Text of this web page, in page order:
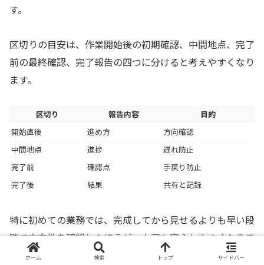
す。
区切りの目安は、作業開始後の初期確認、中間地点、完了
前の最終確認、完了報告の四つに分けると考えやすくなり
ます。
区切り 報告内容
目的
開始直後
進め方
方向確認
中間地点
進捗
遅れ防止
完了前
確認点
手戻り防止
完了後
結果 共有と記録
特に初めての業務では、完成してから見せるよりも早い段
階で方向性を確認したほうが、上司も安心しやすくなりま
す。ホーム 検索 トップ サイドバー